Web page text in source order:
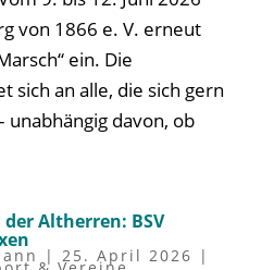
von 1866 e. V. erneut
ein. Die
sich an alle, die sich gern
unabhängig davon, ob
Altherren: BSV
| 25. April 2026 |